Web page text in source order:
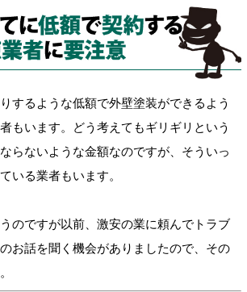
するような低額で外壁塗装ができるよう
もいます。どう考えてもギリギリという
らないような金額なのですが、そういっ
いる業者もいます。
のですが以前、激安の業に頼んでトラブ
お話を聞く機会がありましたので、その